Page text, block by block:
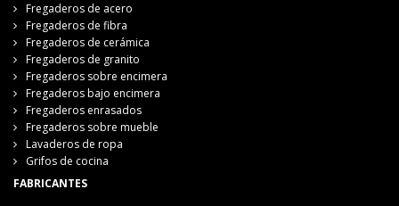
Fregaderos de acero
Fregaderos de fibra
Fregaderos de cerámica
Fregaderos de granito
Fregaderos sobre encimera
Fregaderos bajo encimera
Fregaderos enrasados
Fregaderos sobre mueble
Lavaderos de ropa
Grifos de cocina
FABRICANTES